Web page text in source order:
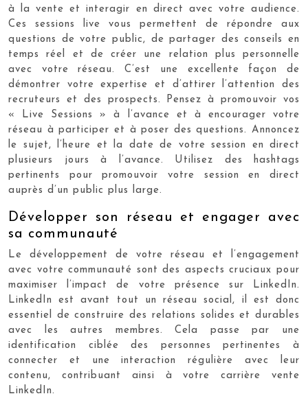
à la vente et interagir en direct avec votre audience.
Ces sessions live vous permettent de répondre aux
questions de votre public, de partager des conseils en
temps réel et de créer une relation plus personnelle
avec votre réseau. C’est une excellente façon de
démontrer votre expertise et d’attirer l’attention des
recruteurs et des prospects. Pensez à promouvoir vos
« Live Sessions » à l’avance et à encourager votre
réseau à participer et à poser des questions. Annoncez
le sujet, l’heure et la date de votre session en direct
plusieurs jours à l’avance. Utilisez des hashtags
pertinents pour promouvoir votre session en direct
auprès d’un public plus large.
Développer son réseau et engager avec
sa communauté
Le développement de votre réseau et l’engagement
avec votre communauté sont des aspects cruciaux pour
maximiser l’impact de votre présence sur LinkedIn.
LinkedIn est avant tout un réseau social, il est donc
essentiel de construire des relations solides et durables
avec les autres membres. Cela passe par une
identification ciblée des personnes pertinentes à
connecter et une interaction régulière avec leur
contenu, contribuant ainsi à votre carrière vente
LinkedIn.